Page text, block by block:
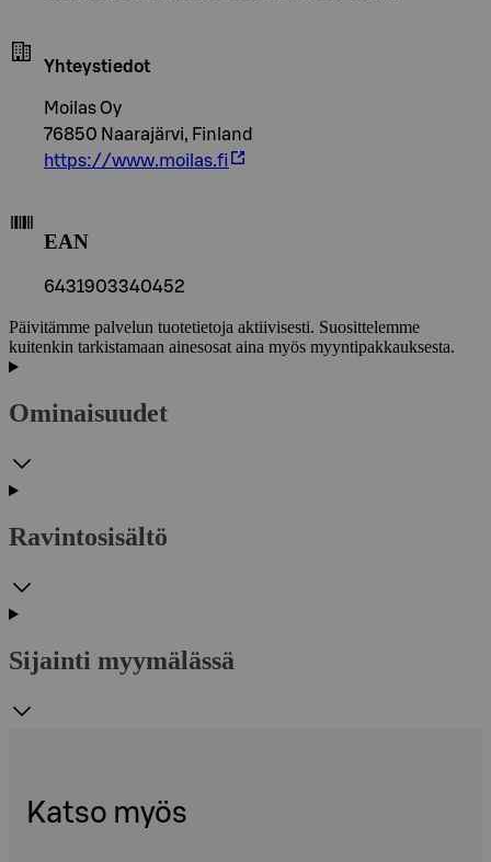
Yhteystiedot
Moilas Oy
76850 Naarajärvi, Finland
https://www.moilas.fi
EAN
6431903340452
Päivitämme palvelun tuotetietoja aktiivisesti. Suosittelemme
kuitenkin tarkistamaan ainesosat aina myös myyntipakkauksesta.
Ominaisuudet
Ravintosisältö
Sijainti myymälässä
Katso myös